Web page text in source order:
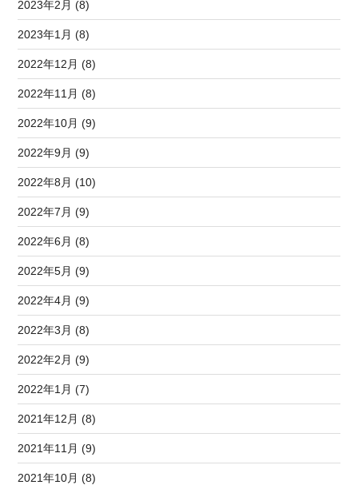
2023年2月 (8)
2023年1月 (8)
2022年12月 (8)
2022年11月 (8)
2022年10月 (9)
2022年9月 (9)
2022年8月 (10)
2022年7月 (9)
2022年6月 (8)
2022年5月 (9)
2022年4月 (9)
2022年3月 (8)
2022年2月 (9)
2022年1月 (7)
2021年12月 (8)
2021年11月 (9)
2021年10月 (8)